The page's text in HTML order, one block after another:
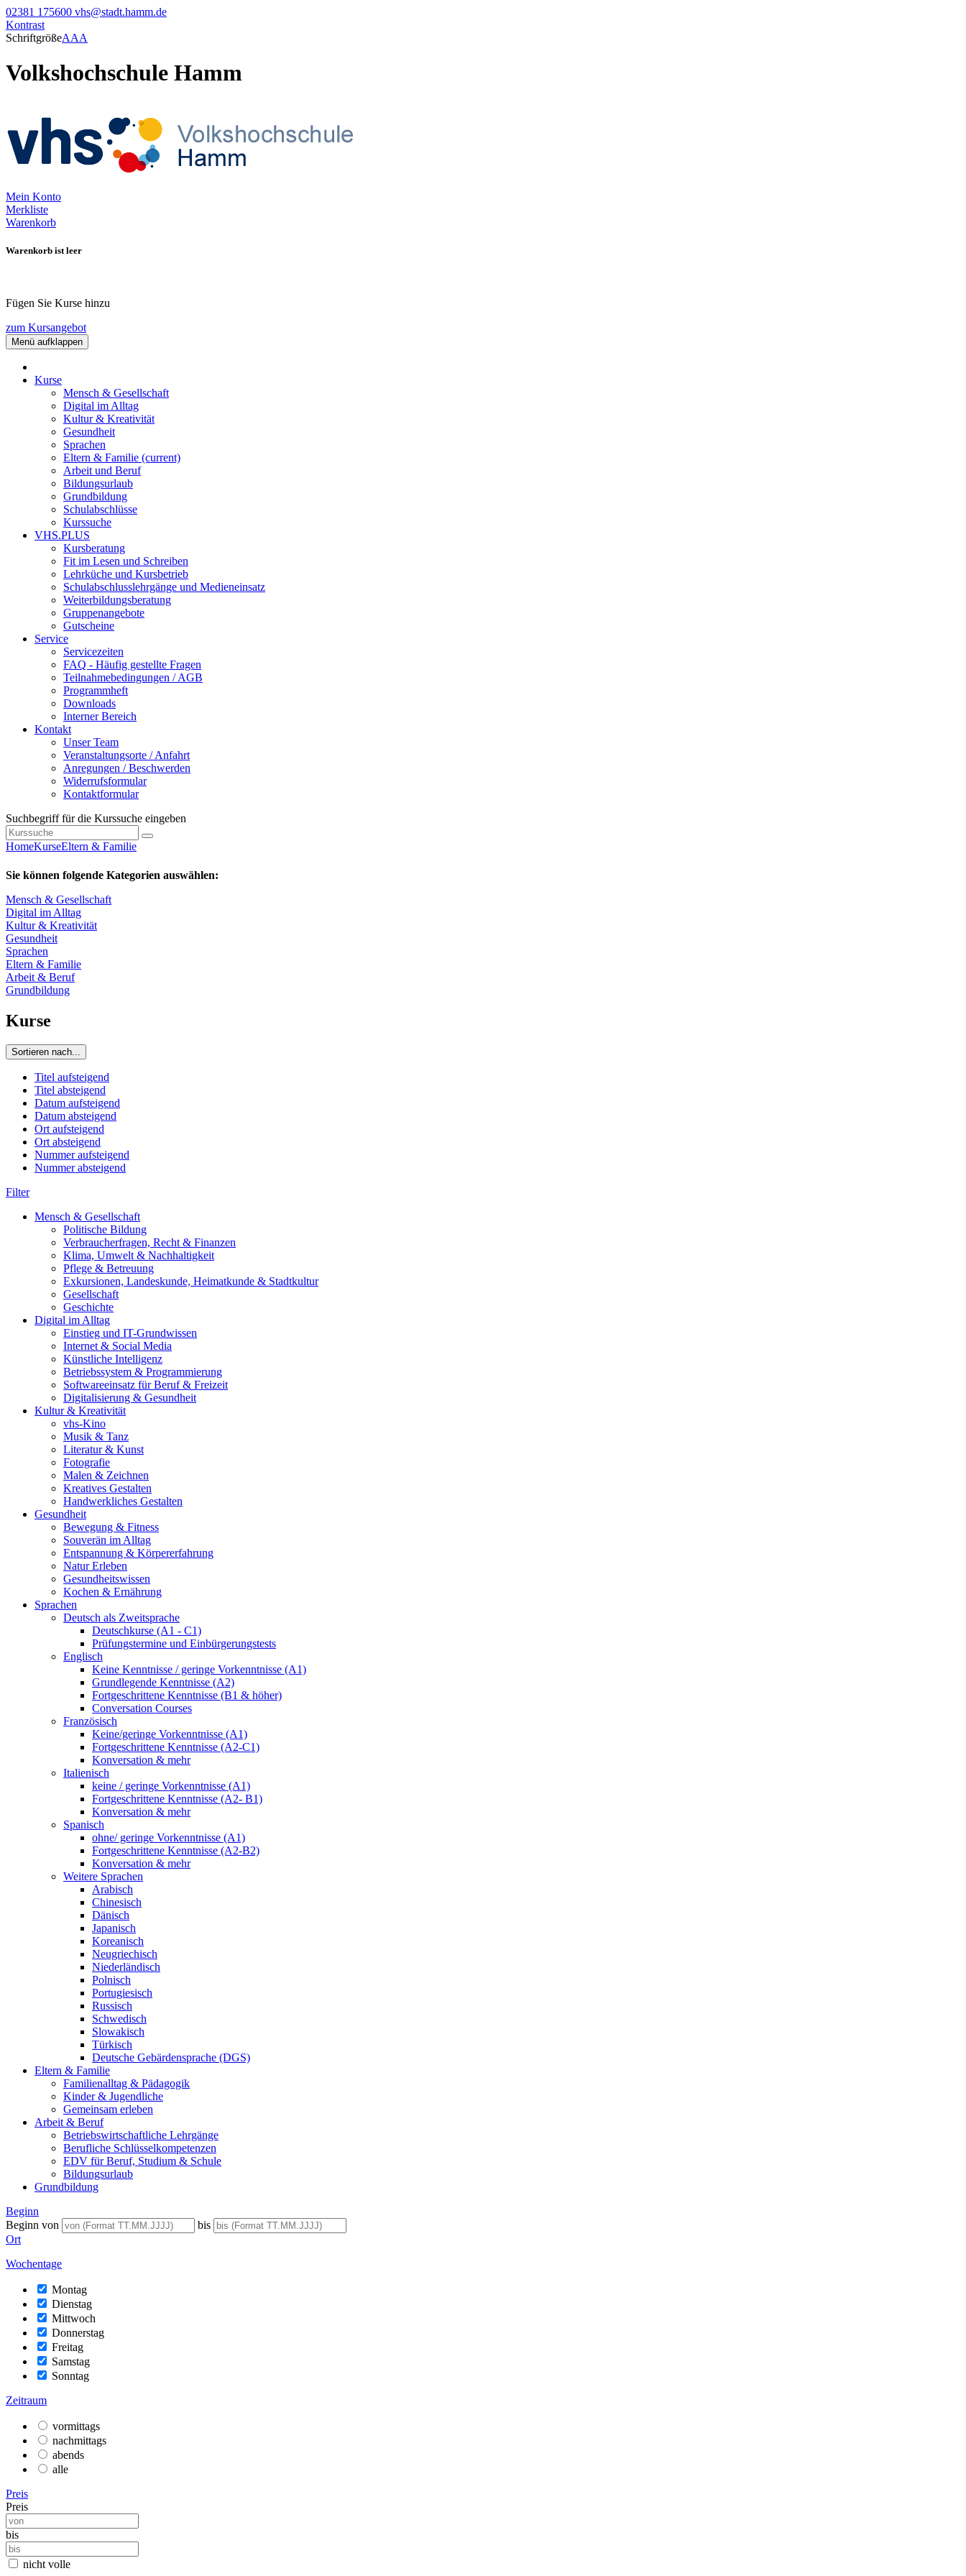
02381 175600 vhs@stadt.hamm.de
Kontrast
SchriftgrößeAAA
Volkshochschule Hamm
Mein Konto
Merkliste
Warenkorb
Warenkorb ist leer
Fügen Sie Kurse hinzu
zum Kursangebot
Menü aufklappen
Kurse
Mensch & Gesellschaft
Digital im Alltag
Kultur & Kreativität
Gesundheit
Sprachen
Eltern & Familie (current)
Arbeit und Beruf
Bildungsurlaub
Grundbildung
Schulabschlüsse
Kurssuche
VHS.PLUS
Kursberatung
Fit im Lesen und Schreiben
Lehrküche und Kursbetrieb
Schulabschlusslehrgänge und Medieneinsatz
Weiterbildungsberatung
Gruppenangebote
Gutscheine
Service
Servicezeiten
FAQ - Häufig gestellte Fragen
Teilnahmebedingungen / AGB
Programmheft
Downloads
Interner Bereich
Kontakt
Unser Team
Veranstaltungsorte / Anfahrt
Anregungen / Beschwerden
Widerrufsformular
Kontaktformular
Suchbegriff für die Kurssuche eingeben
HomeKurseEltern & Familie
Sie können folgende Kategorien auswählen:
Mensch & Gesellschaft
Digital im Alltag
Kultur & Kreativität
Gesundheit
Sprachen
Eltern & Familie
Arbeit & Beruf
Grundbildung
Kurse
Sortieren nach...
Titel aufsteigend
Titel absteigend
Datum aufsteigend
Datum absteigend
Ort aufsteigend
Ort absteigend
Nummer aufsteigend
Nummer absteigend
Filter
Mensch & Gesellschaft
Politische Bildung
Verbraucherfragen, Recht & Finanzen
Klima, Umwelt & Nachhaltigkeit
Pflege & Betreuung
Exkursionen, Landeskunde, Heimatkunde & Stadtkultur
Gesellschaft
Geschichte
Digital im Alltag
Einstieg und IT-Grundwissen
Internet & Social Media
Künstliche Intelligenz
Betriebssystem & Programmierung
Softwareeinsatz für Beruf & Freizeit
Digitalisierung & Gesundheit
Kultur & Kreativität
vhs-Kino
Musik & Tanz
Literatur & Kunst
Fotografie
Malen & Zeichnen
Kreatives Gestalten
Handwerkliches Gestalten
Gesundheit
Bewegung & Fitness
Souverän im Alltag
Entspannung & Körpererfahrung
Natur Erleben
Gesundheitswissen
Kochen & Ernährung
Sprachen
Deutsch als Zweitsprache
Deutschkurse (A1 - C1)
Prüfungstermine und Einbürgerungstests
Englisch
Keine Kenntnisse / geringe Vorkenntnisse (A1)
Grundlegende Kenntnisse (A2)
Fortgeschrittene Kenntnisse (B1 & höher)
Conversation Courses
Französisch
Keine/geringe Vorkenntnisse (A1)
Fortgeschrittene Kenntnisse (A2-C1)
Konversation & mehr
Italienisch
keine / geringe Vorkenntnisse (A1)
Fortgeschrittene Kenntnisse (A2- B1)
Konversation & mehr
Spanisch
ohne/ geringe Vorkenntnisse (A1)
Fortgeschrittene Kenntnisse (A2-B2)
Konversation & mehr
Weitere Sprachen
Arabisch
Chinesisch
Dänisch
Japanisch
Koreanisch
Neugriechisch
Niederländisch
Polnisch
Portugiesisch
Russisch
Schwedisch
Slowakisch
Türkisch
Deutsche Gebärdensprache (DGS)
Eltern & Familie
Familienalltag & Pädagogik
Kinder & Jugendliche
Gemeinsam erleben
Arbeit & Beruf
Betriebswirtschaftliche Lehrgänge
Berufliche Schlüsselkompetenzen
EDV für Beruf, Studium & Schule
Bildungsurlaub
Grundbildung
Beginn
Beginn von
bis
Ort
Wochentage
Montag
Dienstag
Mittwoch
Donnerstag
Freitag
Samstag
Sonntag
Zeitraum
vormittags
nachmittags
abends
alle
Preis
Preis
bis
nicht volle